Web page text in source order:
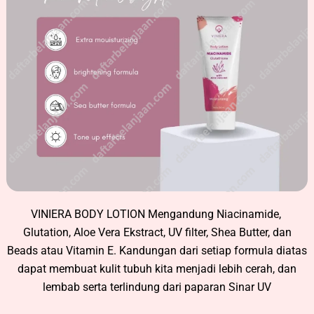
VINIERA BODY LOTION Mengandung Niacinamide,
Glutation, Aloe Vera Ekstract, UV filter, Shea Butter, dan
Beads atau Vitamin E. Kandungan dari setiap formula diatas
dapat membuat kulit tubuh kita menjadi lebih cerah, dan
lembab serta terlindung dari paparan Sinar UV